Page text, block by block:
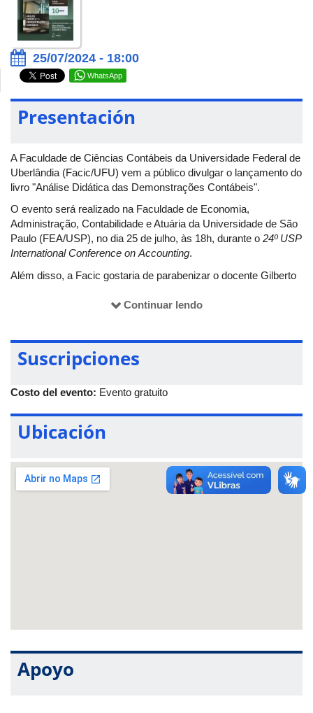
25/07/2024 - 18:00
WhatsApp
Presentación
A Faculdade de Ciências Contábeis da Universidade Federal de
Uberlândia (Facic/UFU) vem a público divulgar o lançamento do
livro "Análise Didática das Demonstrações Contábeis".
O evento será realizado na Faculdade de Economia,
Administração, Contabilidade e Atuária da Universidade de São
Paulo (FEA/USP), no dia 25 de julho, às 18h, durante o 24º USP
International Conference on Accounting.
Além disso, a Facic gostaria de parabenizar o docente Gilberto
comemorativa de 10 anos e todas as contribuições valiosas
conhecimento e prática contábil.
Continuar lendo
Suscripciones
Costo del evento: Evento gratuito
Ubicación
Apoyo